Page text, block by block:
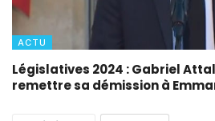
ACTU
Législatives 2024 : Gabriel
remettre sa démission à